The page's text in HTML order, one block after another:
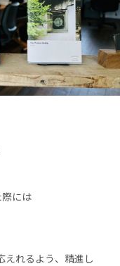
には
えれるよう、精進し